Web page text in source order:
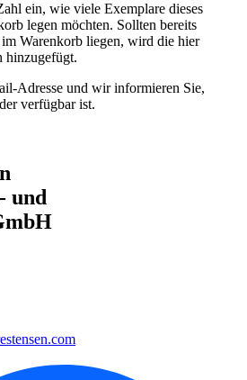
ein, wie viele Exemplare dieses
legen möchten. Sollten bereits
Warenkorb liegen, wird die hier
hinzugefügt.
Adresse und wir informieren Sie,
verfügbar ist.
und